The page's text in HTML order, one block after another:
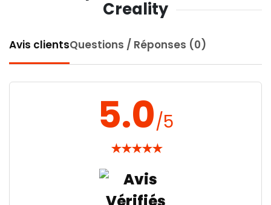
Creality
Avis clientsQuestions / Réponses (0)
5.0/5
★★★★★